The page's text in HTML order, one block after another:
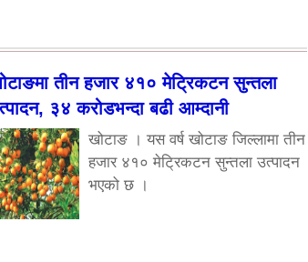
तीन हजार ४१० मेट्रिकटन सुन्तला
३४ करोडभन्दा बढी आम्दानी
खोटाङ । यस वर्ष खोटाङ जिल्लामा तीन
हजार ४१० मेट्रिकटन सुन्तला उत्पादन
भएको छ ।